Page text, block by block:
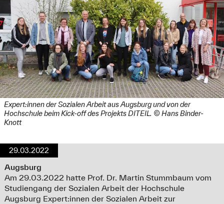
Expert:innen der Sozialen Arbeit aus Augsburg und von der
Hochschule beim Kick-off des Projekts DITEIL. © Hans Binder-
Knott
29.03.2022
Augsburg
Am 29.03.2022 hatte Prof. Dr. Martin Stummbaum vom
Studiengang der Sozialen Arbeit der Hochschule
Augsburg Expert:innen der Sozialen Arbeit zur